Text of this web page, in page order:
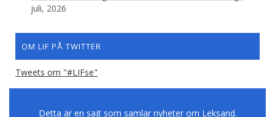
juli, 2026
OM LIF PÅ TWITTER
Tweets om "#LIFse"
Detta är en sajt som samlar nyheter om Leksand.